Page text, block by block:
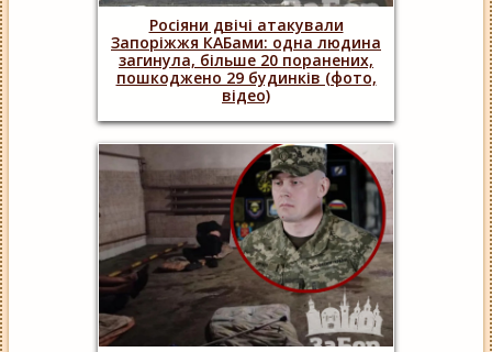
Росіяни двічі атакували
Запоріжжя КАБами: одна людина
загинула, більше 20 поранених,
пошкоджено 29 будинків (фото,
відео)